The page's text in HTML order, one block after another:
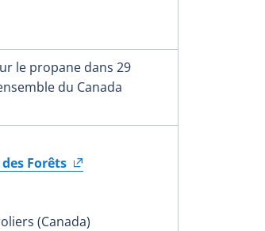
le propane dans 29
du Canada
Forêts
(Canada)